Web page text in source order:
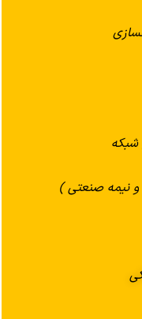
شبکه
نیمه صنعتی )